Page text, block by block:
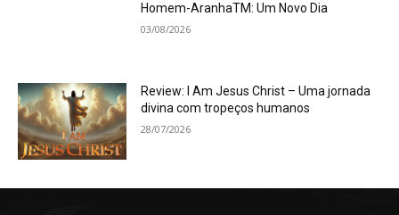
Homem-AranhaTM: Um Novo Dia
03/08/2026
Review: I Am Jesus Christ – Uma jornada
divina com tropeços humanos
28/07/2026